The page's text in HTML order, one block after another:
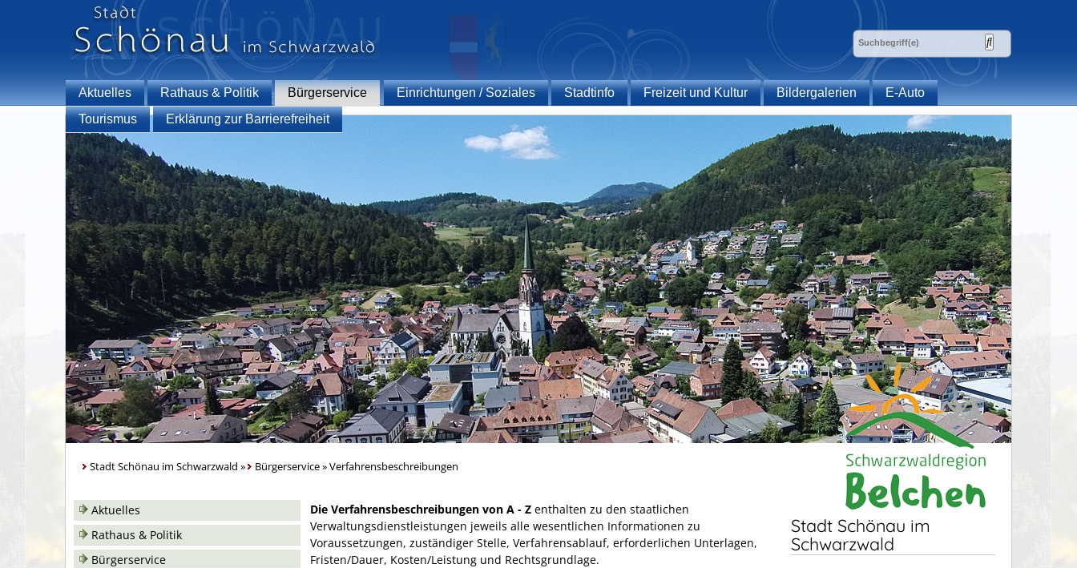
Aktuelles Rathaus & Politik Bürgerservice Einrichtungen / Soziales Stadtinfo Freizeit und Kultur Bildergalerien
E-Auto
Tourismus
Erklärung zur Barrierefreiheit
Stadt Schönau im Schwarzwald » Bürgerservice»Verfahrensbeschreibungen
Aktuelles
Rathaus & Politik
Bürgerservice
Die Verfahrensbeschreibungen von A - Z enthalten zu den staatlichen
Verwaltungsdienstleistungen jeweils alle wesentlichen Informationen zu
Voraussetzungen, zuständiger Stelle, Verfahrensablauf, erforderlichen Unterlagen,
Fristen/Dauer, Kosten/Leistung und Rechtsgrundlage.
Stadt Schönau im
Schwarzwald